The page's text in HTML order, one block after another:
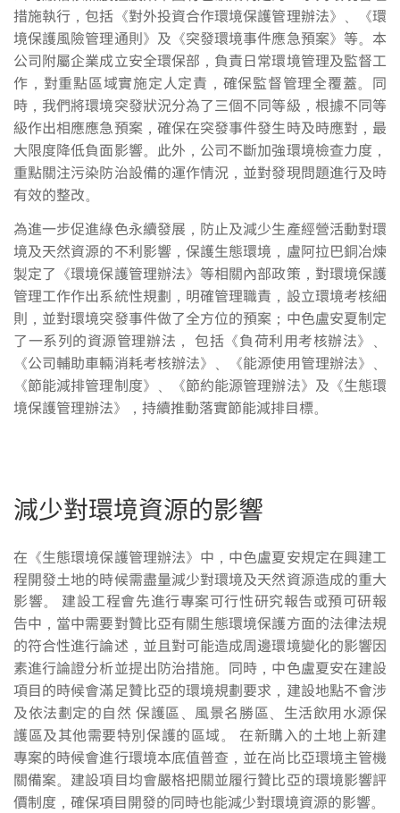
措施執行，包括《對外投資合作環境保護管理辦法》、《環
境保護風險管理通則》及《突發環境事件應急預案》等。本
公司附屬企業成立安全環保部，負責日常環境管理及監督工
作，對重點區域實施定人定責，確保監督管理全覆蓋。同
時，我們將環境突發狀況分為了三個不同等級，根據不同等
級作出相應應急預案，確保在突發事件發生時及時應對，最
大限度降低負面影響。此外，公司不斷加強環境檢查力度，
重點關注污染防治設備的運作情況，並對發現問題進行及時
有效的整改。
為進一步促進綠色永續發展，防止及減少生產經營活動對環
境及天然資源的不利影響，保護生態環境，盧阿拉巴銅冶煉
製定了《環境保護管理辦法》等相關內部政策，對環境保護
管理工作作出系統性規劃，明確管理職責，設立環境考核細
則，並對環境突發事件做了全方位的預案；中色盧安夏制定
了一系列的資源管理辦法， 包括《負荷利用考核辦法》、
《公司輔助車輛消耗考核辦法》、《能源使用管理辦法》、
《節能減排管理制度》、《節約能源管理辦法》及《生態環
境保護管理辦法》，持續推動落實節能減排目標。
減少對環境資源的影響
在《生態環境保護管理辦法》中，中色盧夏安規定在興建工
程開發土地的時候需盡量減少對環境及天然資源造成的重大
影響。 建設工程會先進行專案可行性研究報告或預可研報
告中，當中需要對贊比亞有關生態環境保護方面的法律法規
的符合性進行論述，並且對可能造成周邊環境變化的影響因
素進行論證分析並提出防治措施。同時，中色盧夏安在建設
項目的時候會滿足贊比亞的環境規劃要求，建設地點不會涉
及依法劃定的自然 保護區、風景名勝區、生活飲用水源保
護區及其他需要特別保護的區域。 在新購入的土地上新建
專案的時候會進行環境本底值普查，並在尚比亞環境主管機
關備案。建設項目均會嚴格把關並履行贊比亞的環境影響評
價制度，確保項目開發的同時也能減少對環境資源的影響。